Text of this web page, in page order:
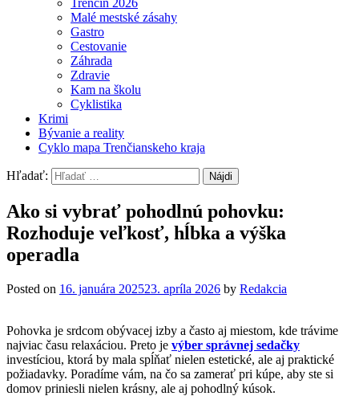
Trenčín 2026
Malé mestské zásahy
Gastro
Cestovanie
Záhrada
Zdravie
Kam na školu
Cyklistika
Krimi
Bývanie a reality
Cyklo mapa Trenčianskeho kraja
Hľadať:
Ako si vybrať pohodlnú pohovku:
Rozhoduje veľkosť, hĺbka a výška
operadla
Posted on 16. januára 202523. apríla 2026 by Redakcia
Pohovka je srdcom obývacej izby a často aj miestom, kde trávime
najviac času relaxáciou. Preto je výber správnej sedačky
investíciou, ktorá by mala spĺňať nielen estetické, ale aj praktické
požiadavky. Poradíme vám, na čo sa zamerať pri kúpe, aby ste si
domov priniesli nielen krásny, ale aj pohodlný kúsok.